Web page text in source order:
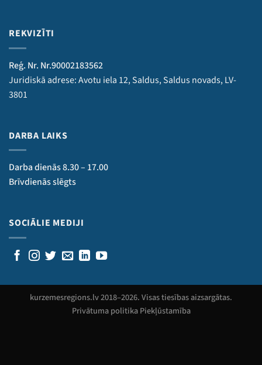
REKVIZĪTI
Reģ. Nr. Nr.90002183562
Juridiskā adrese: Avotu iela 12, Saldus, Saldus novads, LV-
3801
DARBA LAIKS
Darba dienās 8.30 – 17.00
Brīvdienās slēgts
SOCIĀLIE MEDIJI
kurzemesregions.lv 2018–2026. Visas tiesības aizsargātas.
Privātuma politika Piekļūstamība